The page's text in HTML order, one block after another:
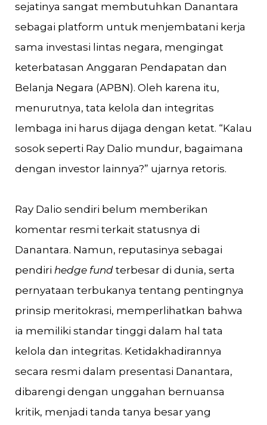
sejatinya sangat membutuhkan Danantara
sebagai platform untuk menjembatani kerja
sama investasi lintas negara, mengingat
keterbatasan Anggaran Pendapatan dan
Belanja Negara (APBN). Oleh karena itu,
menurutnya, tata kelola dan integritas
lembaga ini harus dijaga dengan ketat. “Kalau
sosok seperti Ray Dalio mundur, bagaimana
dengan investor lainnya?” ujarnya retoris.
Ray Dalio sendiri belum memberikan
komentar resmi terkait statusnya di
Danantara. Namun, reputasinya sebagai
pendiri hedge fund terbesar di dunia, serta
pernyataan terbukanya tentang pentingnya
prinsip meritokrasi, memperlihatkan bahwa
ia memiliki standar tinggi dalam hal tata
kelola dan integritas. Ketidakhadirannya
secara resmi dalam presentasi Danantara,
dibarengi dengan unggahan bernuansa
kritik, menjadi tanda tanya besar yang